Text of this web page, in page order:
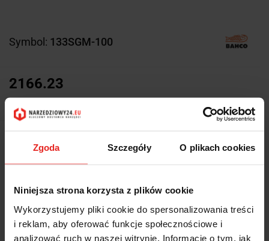
Zgoda Szczegóły O plikach cookies
Niniejsza strona korzysta z plików cookie
Wykorzystujemy pliki cookie do spersonalizowania treści
i reklam, aby oferować funkcje społecznościowe i
analizować ruch w naszej witrynie. Informacje o tym, jak
Symbol: 133SGM-100
2166.23
2166.23
Wysyłka w ciągu
dni roboczych)
Waga 11.5 kg